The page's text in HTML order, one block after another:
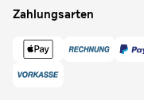
Zahlungsarten